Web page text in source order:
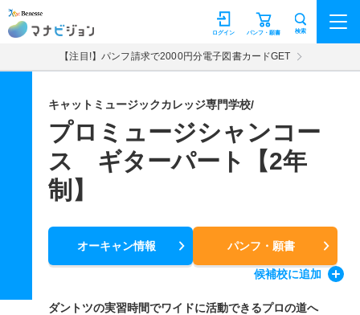
マナビジョン パンフ・願書
ログイン 検索
【注目!】パンフ請求で2000円分電子図書カードGET
キャットミュージックカレッジ専門学校/
プロミュージシャンコー
ス ギターパート【2年
制】
オーキャン情報 パンフ・願書
候補校に追加
ダントツの実習時間でワイドに活動できるプロの道へ